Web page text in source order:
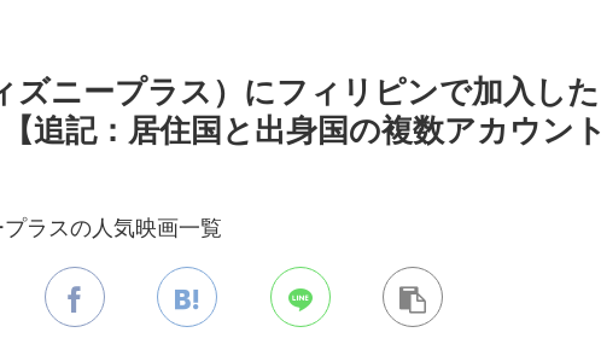
ズニープラス）にフィリピンで加入した
追記：居住国と出身国の複数アカウント